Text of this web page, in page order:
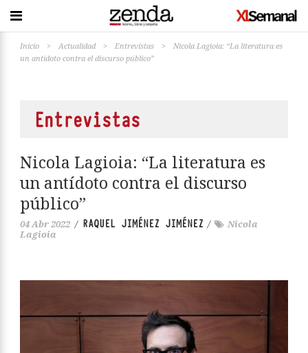
Inicio > Actualidad > Entrevistas >
Nicola Lagioia: “La literatura es
un antídoto contra el discurso público”
Entrevistas
Nicola Lagioia: “La literatura es
un antídoto contra el discurso
público”
04 Abr 2022 / RAQUEL JIMÉNEZ JIMÉNEZ /
Nicola
Lagioia